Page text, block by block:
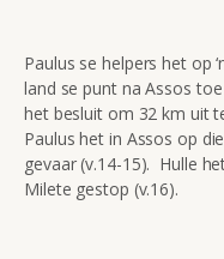
Paulus se helpers het op
land se punt na Assos
het besluit om 32 km uit
Paulus het in Assos op
gevaar (v.14-15). Hulle
Milete gestop (v.16).